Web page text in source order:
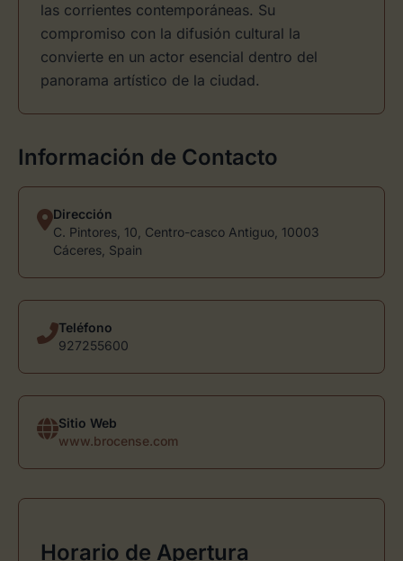
las corrientes contemporáneas. Su
compromiso con la difusión cultural la
convierte en un actor esencial dentro del
panorama artístico de la ciudad.
Información de Contacto
Dirección
C. Pintores, 10, Centro-casco Antiguo, 10003
Cáceres, Spain
Teléfono
927255600
Sitio Web
www.brocense.com
Horario de Apertura